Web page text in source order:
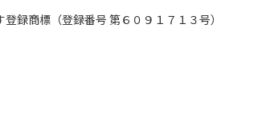
録商標（登録番号 第６０９１７１３号）